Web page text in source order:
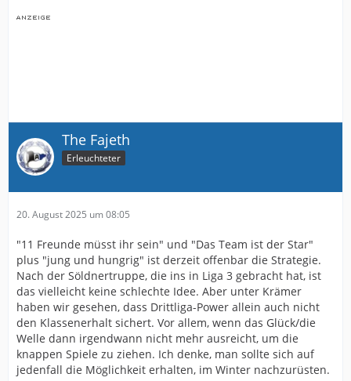
The Fajeth
Erleuchteter
20. August 2025 um 08:05
"11 Freunde müsst ihr sein" und "Das Team ist der Star"
plus "jung und hungrig" ist derzeit offenbar die Strategie.
Nach der Söldnertruppe, die ins in Liga 3 gebracht hat, ist
das vielleicht keine schlechte Idee. Aber unter Krämer
haben wir gesehen, dass Drittliga-Power allein auch nicht
den Klassenerhalt sichert. Vor allem, wenn das Glück/die
Welle dann irgendwann nicht mehr ausreicht, um die
knappen Spiele zu ziehen. Ich denke, man sollte sich auf
jedenfall die Möglichkeit erhalten, im Winter nachzurüsten.